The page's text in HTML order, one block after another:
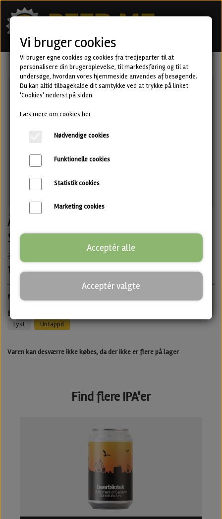
Ängla-Pils · Glutenfri Pilsner fra
Spike Brewery
30,00 kr.
12,00 kr.
Märzen · ABV: 5,2% · Dåse: 33 cl.
Best before 16/07/2026 - Men stadig god efter
Lyst Untappd
Varen kan desværre ikke købes, da der ikke er flere på lager
Find flere IPA'er
Vi bruger cookies
Vi bruger egne cookies og cookies fra tredjeparter til at
personalisere din brugeroplevelse, til markedsføring og til at
undersøge, hvordan vores hjemmeside anvendes af besøgende.
Du kan altid tilbagekalde dit samtykke ved at trykke på linket
'Cookies' nederst på siden.
Læs mere om cookies her
Nødvendige cookies
Funktionelle cookies
Statistik cookies
Marketing cookies
Acceptér alle
Acceptér valgte